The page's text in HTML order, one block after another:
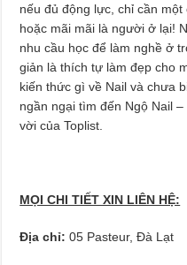
nếu đủ động lực, chỉ cần một
hoặc mãi mãi là người ở lại!
nhu cầu học để làm nghề ở
giản là thích tự làm đẹp cho
kiến thức gì về Nail và chưa
ngần ngại tìm đến Ngộ Nail
vời của Toplist.
MỌI CHI TIẾT XIN LIÊN HỆ:
Địa chỉ:05 Pasteur, Đà Lạt